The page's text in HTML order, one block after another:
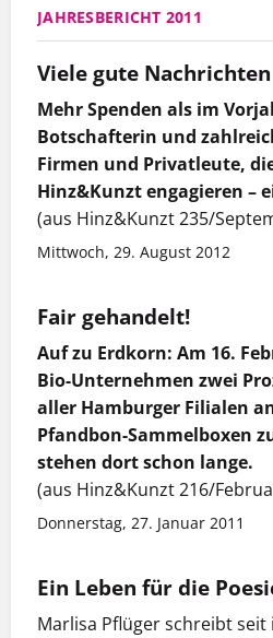
JAHRESBERICHT 2011
Viele gute Nachrichten
Mehr Spenden als im
Botschafterin und
Firmen und Privatleute,
Hinz&Kunzt engagieren –
(aus Hinz&Kunzt 235/
Mittwoch, 29. August 2012
Fair gehandelt!
Auf zu Erdkorn: Am 16.
Bio-Unternehmen zwei
aller Hamburger Filialen
Pfandbon-Sammelboxen
stehen dort schon lange.
(aus Hinz&Kunzt 216/
Donnerstag, 27. Januar 2011
Ein Leben für die
Marlisa Pflüger schreibt